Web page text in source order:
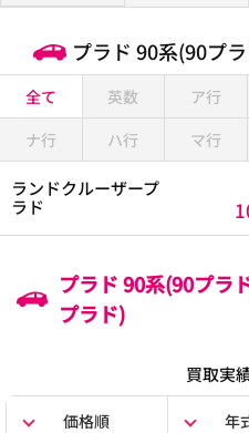
プラド 90系(90プ
全て 英数 ア行
ナ行
ハ行 マ行
ランドクルーザープ
ラド
プラド 90系(90プラ
プラド)
買取実
価格順 年